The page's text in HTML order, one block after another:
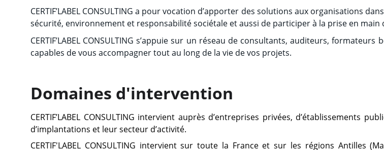
CERTIF’LABEL CONSULTING a pour vocation d’apporter des solutions aux organisations
sécurité, environnement et responsabilité sociétale et aussi de participer à la prise en main
CERTIF’LABEL CONSULTING s’appuie sur un réseau de consultants, auditeurs,
capables de vous accompagner tout au long de la vie de vos projets.
Domaines d'intervention
CERTIF’LABEL CONSULTING intervient auprès d’entreprises privées,
d’implantations et leur secteur d’activité.
CERTIF'LABEL CONSULTING intervient sur toute la France et sur les régions Antilles